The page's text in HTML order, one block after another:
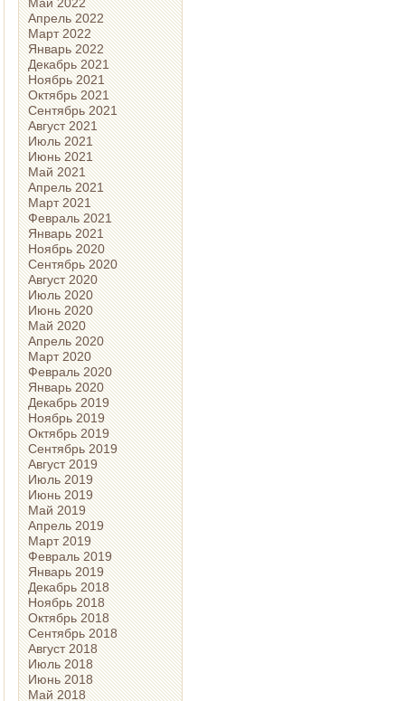
Апрель 2022
Март 2022
Январь 2022
Декабрь 2021
Ноябрь 2021
Октябрь 2021
Сентябрь 2021
Август 2021
Июль 2021
Июнь 2021
Май 2021
Апрель 2021
Март 2021
Февраль 2021
Январь 2021
Ноябрь 2020
Сентябрь 2020
Август 2020
Июль 2020
Июнь 2020
Май 2020
Апрель 2020
Март 2020
Февраль 2020
Январь 2020
Декабрь 2019
Ноябрь 2019
Октябрь 2019
Сентябрь 2019
Август 2019
Июль 2019
Июнь 2019
Май 2019
Апрель 2019
Март 2019
Февраль 2019
Январь 2019
Декабрь 2018
Ноябрь 2018
Октябрь 2018
Сентябрь 2018
Август 2018
Июль 2018
Июнь 2018
Май 2018